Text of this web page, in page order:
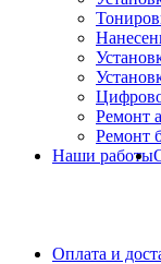
Ремонт
Ремонт
Наши работы
Оплата и